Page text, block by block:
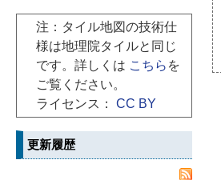
注：タイル地図の技術仕
様は地理院タイルと同じ
です。詳しくは こちら を
ご覧ください。
ライセンス： CC BY
更新履歴